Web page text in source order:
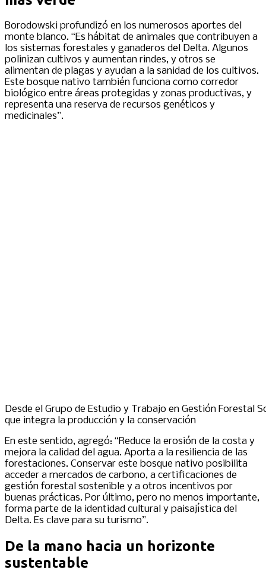
Borodowski profundizó en los numerosos aportes del
monte blanco. “Es hábitat de animales que contribuyen a
los sistemas forestales y ganaderos del Delta. Algunos
polinizan cultivos y aumentan rindes, y otros se
alimentan de plagas y ayudan a la sanidad de los cultivos.
Este bosque nativo también funciona como corredor
biológico entre áreas protegidas y zonas productivas, y
representa una reserva de recursos genéticos y
medicinales”.
Desde el Grupo de Estudio y Trabajo en Gestión Forestal
que integra la producción y la conservación
En este sentido, agregó: “Reduce la erosión de la costa y
mejora la calidad del agua. Aporta a la resiliencia de las
forestaciones. Conservar este bosque nativo posibilita
acceder a mercados de carbono, a certificaciones de
gestión forestal sostenible y a otros incentivos por
buenas prácticas. Por último, pero no menos importante,
forma parte de la identidad cultural y paisajística del
Delta. Es clave para su turismo”.
De la mano hacia un horizonte
sustentable